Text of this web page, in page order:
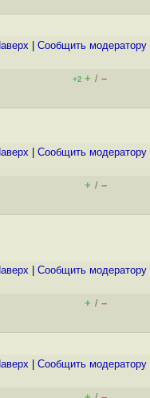
Cообщить модератору
+2 + / –
Cообщить модератору
+ / –
Cообщить модератору
+ / –
Cообщить модератору